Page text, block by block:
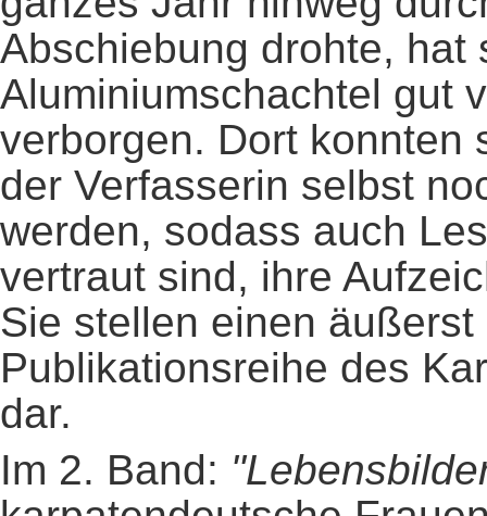
Abschiebung drohte, hat
Aluminiumschachtel gut
verborgen. Dort konnten
der Verfasserin selbst
werden, sodass auch
vertraut sind, ihre
Sie stellen einen
Publikationsreihe des
dar.
Im 2. Band: